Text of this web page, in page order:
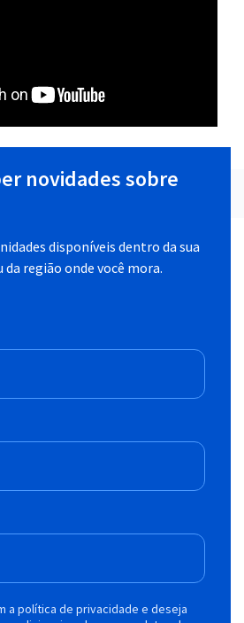
novidades sobre
disponíveis dentro da sua
da região onde você mora.
a política de privacidade e deseja